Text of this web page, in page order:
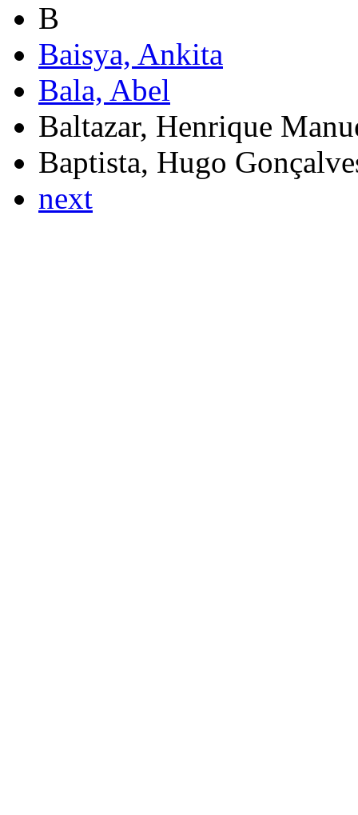
B
Baisya, Ankita
Bala, Abel
Baltazar, Henrique
Baptista, Hugo
next